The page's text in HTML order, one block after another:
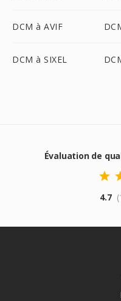
DCM à AVIF
DCM à SIXEL
Évaluation de
4.7